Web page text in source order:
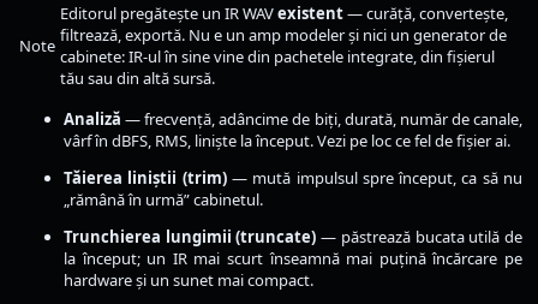
Note
Editorul pregătește un IR WAVexistent— curăță, convertește,
filtrează, exportă. Nu e un amp modeler și nici un generator de
cabinete: IR-ul în sine vine din pachetele integrate, din fișierul
tău sau din altă sursă.
Analiză — frecvență, adâncime de biți, durată, număr de canale,
vârf în dBFS, RMS, liniște la început. Vezi pe loc ce fel de fișier ai.
Tăierea liniștii (trim)— mută impulsul spre început, ca să nu
„rămână în urmă” cabinetul.
Trunchierea lungimii (truncate) — păstrează bucata utilă de
la început; un IR mai scurt înseamnă mai puțină încărcare pe
hardware și un sunet mai compact.